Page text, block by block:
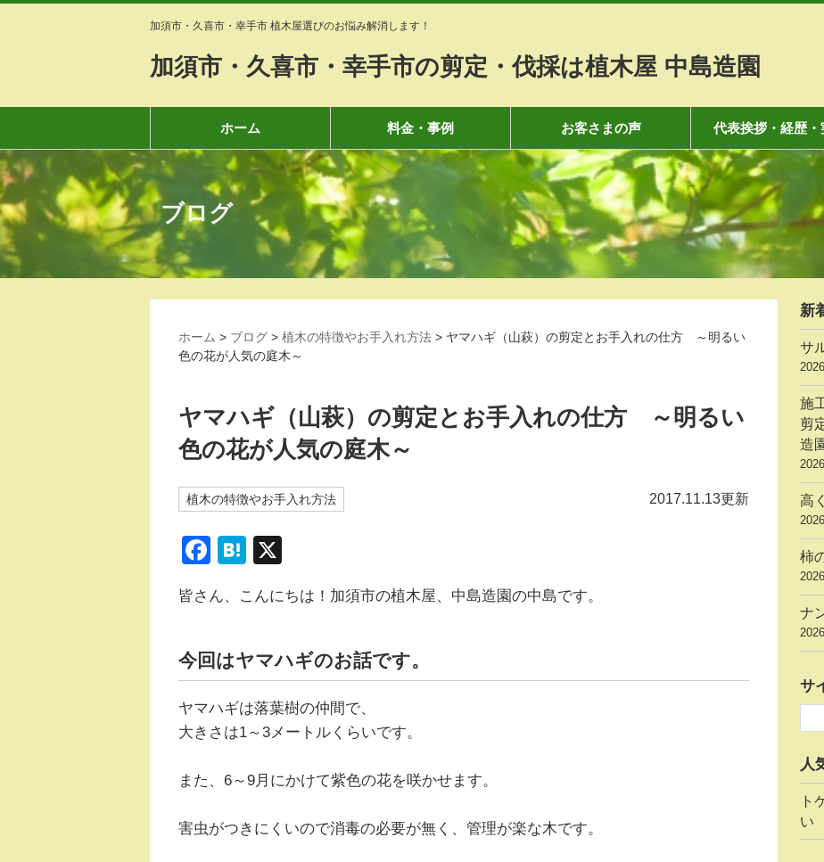
加須市・久喜市・幸手市 植木屋選びのお悩み解消します！
加須市・久喜市・幸手市の剪定・伐採は植木屋 中島造園
ホーム 料金・事例 お客さまの声 代表挨拶・経歴・
ブログ
ホーム > ブログ > 植木の特徴やお手入れ方法 > ヤマハギ（山萩）の剪定とお手入れの仕方 ～明るい
色の花が人気の庭木～
ヤマハギ（山萩）の剪定とお手入れの仕方 ～明るい
色の花が人気の庭木～
植木の特徴やお手入れ方法 2017.11.13更新
F
c
b
o
k
H
e
a
皆さん、こんにちは！加須市の植木屋、中島造園の中島です。
今回はヤマハギのお話です。
ヤマハギは落葉樹の仲間で、
大きさは1～3メートルくらいです。
また、6～9月にかけて紫色の花を咲かせます。
害虫がつきにくいので消毒の必要が無く、管理が楽な木です。
新
サ
施
剪
造
高
柿
ナ
サ
人
ト
い